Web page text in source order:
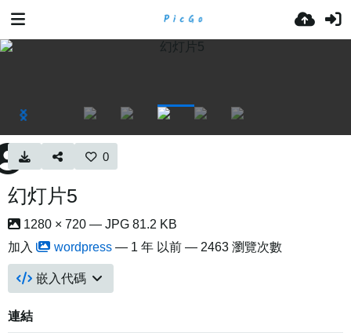
0
幻灯片5
1280 × 720 — JPG 81.2 KB
加入
wordpress — 1 年 以前 — 2463 瀏覽次數
嵌入代碼
連結